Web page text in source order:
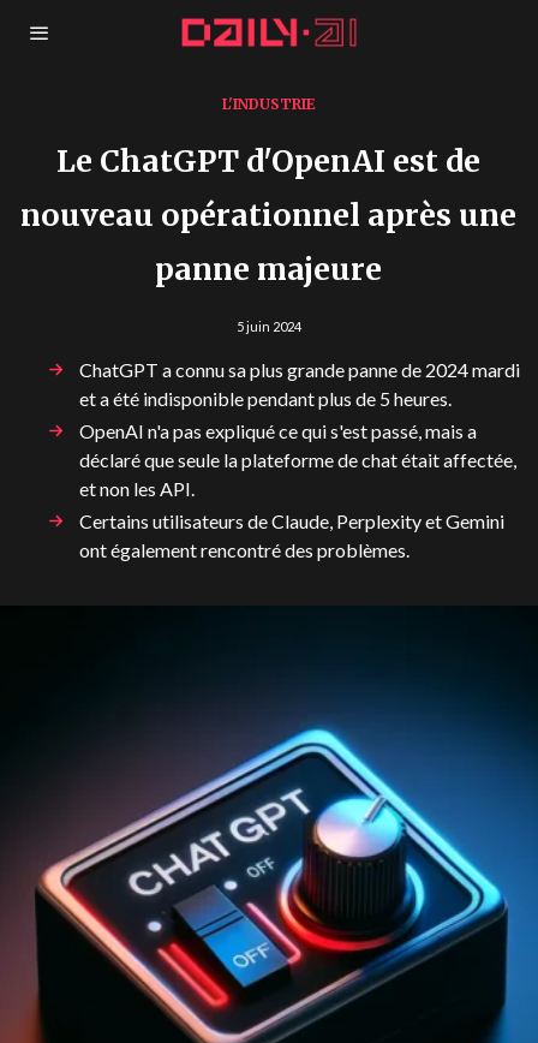
L'INDUSTRIE
Le ChatGPT d'OpenAI est de
nouveau opérationnel après une
panne majeure
5 juin 2024
ChatGPT a connu sa plus grande panne de 2024 mardi
et a été indisponible pendant plus de 5 heures.
OpenAI n'a pas expliqué ce qui s'est passé, mais a
déclaré que seule la plateforme de chat était affectée,
et non les API.
Certains utilisateurs de Claude, Perplexity et Gemini
ont également rencontré des problèmes.